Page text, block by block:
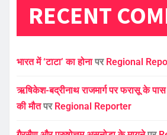
RECENT
भारत में ‘टाटा’ का होनापर Regional
ऋषिकेश-बद्रीनाथ राजमार्ग पर फरासू के
की मौतपर Regional Reporter